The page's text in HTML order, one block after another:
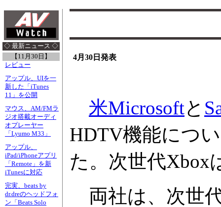
◇ 最新ニュース ◇
【11月30日】
レビュー
アップル、UIを一
新した「iTunes
11」を公開
マウス、AM/FMラ
ジオ搭載オーディ
オプレーヤー
「Lyumo M33」
アップル、
iPad/iPhoneアプリ
「Remote」を新
iTunesに対応
完実、beats by
dr.dreのヘッドフォ
ン「Beats Solo
4月30日発表
米Microsoftと
HDTV機能につ
た。次世代Xbox
両社は、次世